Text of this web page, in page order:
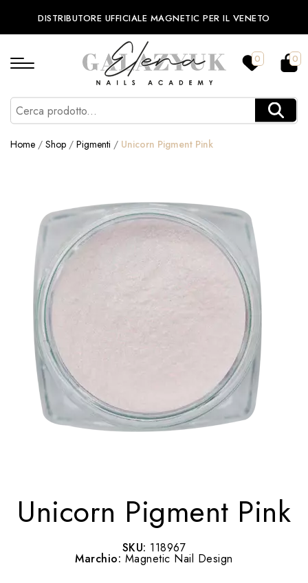
DISTRIBUTORE UFFICIALE MAGNETIC PER IL VENETO
0 0
Home / Shop / Pigmenti / Unicorn Pigment Pink
Unicorn Pigment Pink
SKU: 118967
Marchio: Magnetic Nail Design